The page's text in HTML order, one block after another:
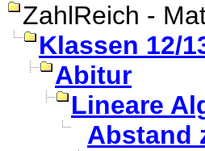
ZahlReich -
Klassen 12/
Abitur
Lineare
Abstand